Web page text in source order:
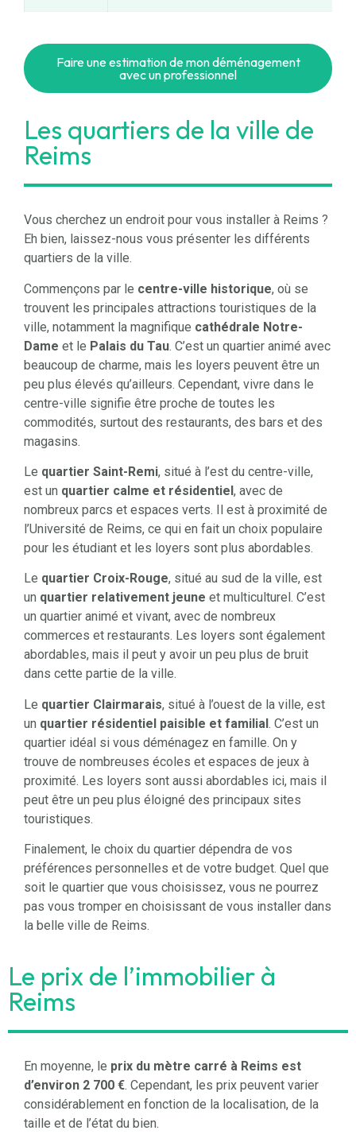
Faire une estimation de mon déménagement
avec un professionnel
Les quartiers de la ville de
Reims
Vous cherchez un endroit pour vous installer à Reims ?
Eh bien, laissez-nous vous présenter les différents
quartiers de la ville.
Commençons par le centre-ville historique, où se
trouvent les principales attractions touristiques de la
ville, notamment la magnifique cathédrale Notre-
Dame et le Palais du Tau. C’est un quartier animé avec
beaucoup de charme, mais les loyers peuvent être un
peu plus élevés qu’ailleurs. Cependant, vivre dans le
centre-ville signifie être proche de toutes les
commodités, surtout des restaurants, des bars et des
magasins.
Le quartier Saint-Remi, situé à l’est du centre-ville,
est un quartier calme et résidentiel, avec de
nombreux parcs et espaces verts. Il est à proximité de
l’Université de Reims, ce qui en fait un choix populaire
pour les étudiant et les loyers sont plus abordables.
Le quartier Croix-Rouge, situé au sud de la ville, est
un quartier relativement jeune et multiculturel. C’est
un quartier animé et vivant, avec de nombreux
commerces et restaurants. Les loyers sont également
abordables, mais il peut y avoir un peu plus de bruit
dans cette partie de la ville.
Le quartier Clairmarais, situé à l’ouest de la ville, est
un quartier résidentiel paisible et familial. C’est un
quartier idéal si vous déménagez en famille. On y
trouve de nombreuses écoles et espaces de jeux à
proximité. Les loyers sont aussi abordables ici, mais il
peut être un peu plus éloigné des principaux sites
touristiques.
Finalement, le choix du quartier dépendra de vos
préférences personnelles et de votre budget. Quel que
soit le quartier que vous choisissez, vous ne pourrez
pas vous tromper en choisissant de vous installer dans
la belle ville de Reims.
Le prix de l’immobilier à
Reims
En moyenne, le prix du mètre carré à Reims est
d’environ 2 700 €. Cependant, les prix peuvent varier
considérablement en fonction de la localisation, de la
taille et de l’état du bien.